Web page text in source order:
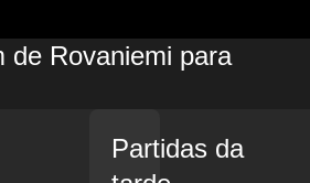
de Rovaniemi para
Partidas da